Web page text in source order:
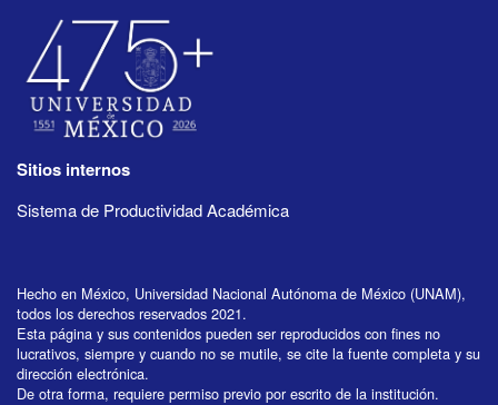
Sitios internos
Sistema de Productividad Académica
Hecho en México, Universidad Nacional Autónoma de México (UNAM),
todos los derechos reservados 2021.
Esta página y sus contenidos pueden ser reproducidos con fines no
lucrativos, siempre y cuando no se mutile, se cite la fuente completa y su
dirección electrónica.
De otra forma, requiere permiso previo por escrito de la institución.